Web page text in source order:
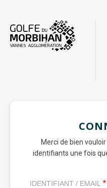
Aller
contenu
principal
Merci de bien
identifiants une fois
IDENTIFIANT / EMAIL